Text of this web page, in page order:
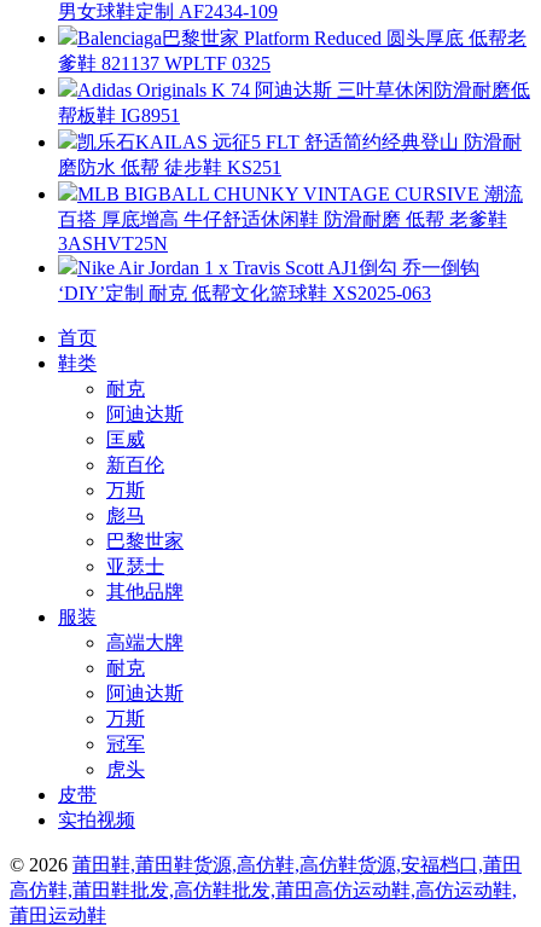
男女球鞋定制 AF2434-109
Balenciaga巴黎世家 Platform Reduced 圆头厚底 低帮老
爹鞋 821137 WPLTF 0325
Adidas Originals K 74 阿迪达斯 三叶草休闲防滑耐磨低
帮板鞋 IG8951
凯乐石KAILAS 远征5 FLT 舒适简约经典登山 防滑耐
磨防水 低帮 徒步鞋 KS251
MLB BIGBALL CHUNKY VINTAGE CURSIVE 潮流
百搭 厚底增高 牛仔舒适休闲鞋 防滑耐磨 低帮 老爹鞋
3ASHVT25N
Nike Air Jordan 1 x Travis Scott AJ1倒勾 乔一倒钩
‘DIY’定制 耐克 低帮文化篮球鞋 XS2025-063
首页
鞋类
耐克
阿迪达斯
匡威
新百伦
万斯
彪马
巴黎世家
亚瑟士
其他品牌
服装
高端大牌
耐克
阿迪达斯
万斯
冠军
虎头
皮带
实拍视频
© 2026 莆田鞋,莆田鞋货源,高仿鞋,高仿鞋货源,安福档口,莆田
高仿鞋,莆田鞋批发,高仿鞋批发,莆田高仿运动鞋,高仿运动鞋,
莆田运动鞋